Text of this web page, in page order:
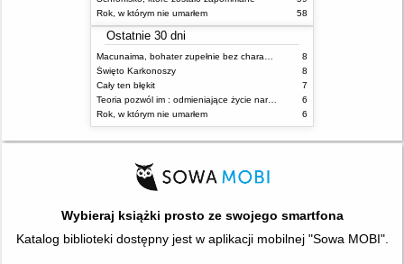
Rok, w którym nie umarłem
58
Ostatnie 30 dni
8
Święto Karkonoszy
8
Cały ten błękit
7
Teoria pozwól im : odmieniające życie narzędzie, o którym mówią miliony ludzi
6
Rok, w którym nie umarłem
6
Wybieraj książki prosto ze swojego smartfona
Katalog biblioteki dostępny jest w aplikacji mobilnej "Sowa MOBI".